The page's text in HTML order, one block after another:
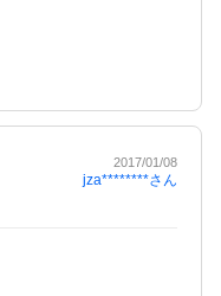
2017/01/08
jza********さん